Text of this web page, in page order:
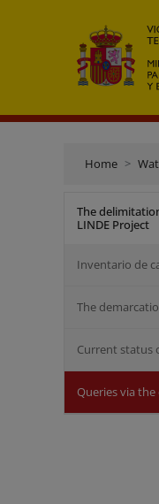
Home
The
LINDE Project
Inventario de
The
Current status
Queries via